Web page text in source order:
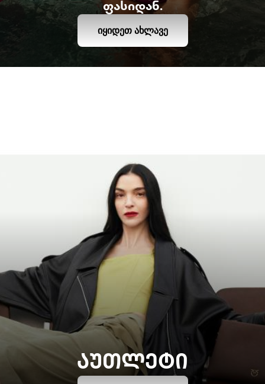
ფასიდან.
ᲘᲧᲘᲓᲔᲗ ᲐᲮᲚᲐᲕᲔ
ᲐᲣᲗᲚᲔᲢᲘ